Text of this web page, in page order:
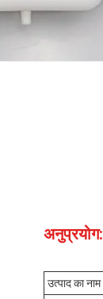
अनुप्रयोग:
उत्पाद का नाम